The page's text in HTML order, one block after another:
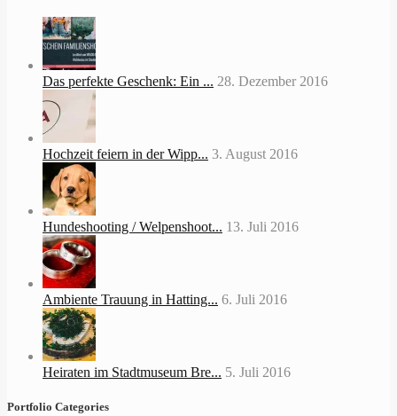
Das perfekte Geschenk: Ein ... 28. Dezember 2016
Hochzeit feiern in der Wipp... 3. August 2016
Hundeshooting / Welpenshoot... 13. Juli 2016
Ambiente Trauung in Hatting... 6. Juli 2016
Heiraten im Stadtmuseum Bre... 5. Juli 2016
Portfolio Categories